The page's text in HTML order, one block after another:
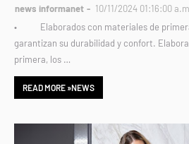
news informanet
10/11/2024 01:16:00
• Elaborados con materiales de
garantizan su durabilidad y confort.
primera, los …
READ MORE »NEWS